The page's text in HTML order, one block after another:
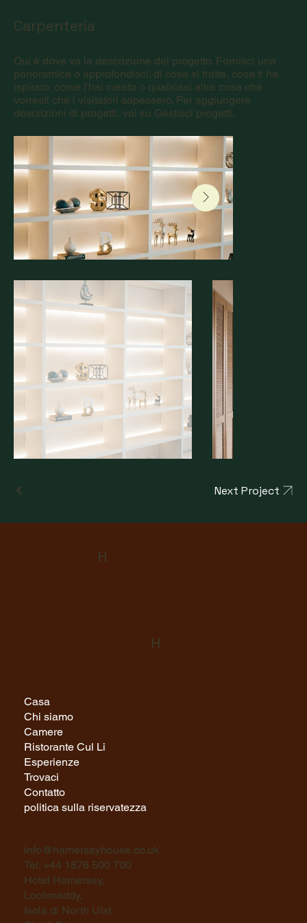
Carpenteria
Qui è dove va la descrizione del progetto. Fornisci una
panoramica o approfondisci: di cosa si tratta, cosa ti ha
ispirato, come l'hai creato o qualsiasi altra cosa che
vorresti che i visitatori sapessero. Per aggiungere
descrizioni di progetti, vai su Gestisci progetti.
Next Project
H
H
Casa
Chi siamo
Camere
Ristorante Cul Li
Esperienze
Trovaci
Contatto
politica sulla riservatezza
info@hamersayhouse.co.uk
Tel: +44 1876 500 700
Hotel Hamersay,
Lochmaddy,
Isola di North Uist